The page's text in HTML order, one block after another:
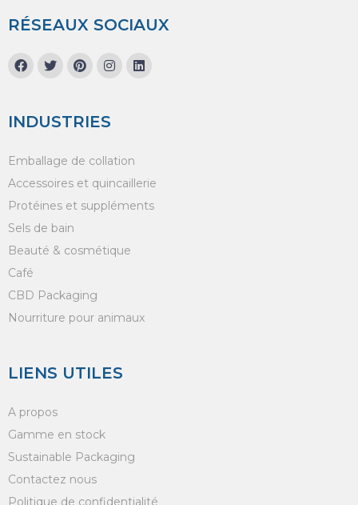
RÉSEAUX SOCIAUX
INDUSTRIES
Emballage de collation
Accessoires et quincaillerie
Protéines et suppléments
Sels de bain
Beauté & cosmétique
Café
CBD Packaging
Nourriture pour animaux
LIENS UTILES
A propos
Gamme en stock
Sustainable Packaging
Contactez nous
Politique de confidentialité